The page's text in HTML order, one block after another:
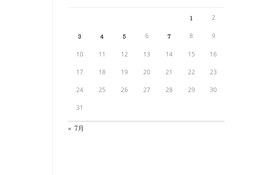
1 2
3 4 5 6 7 8 9
10 11 12 13 14 15 16
17 18 19 20 21 22 23
24 25 26 27 28 29 30
31
« 7月